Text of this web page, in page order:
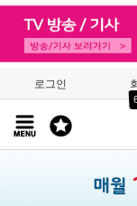
로그인